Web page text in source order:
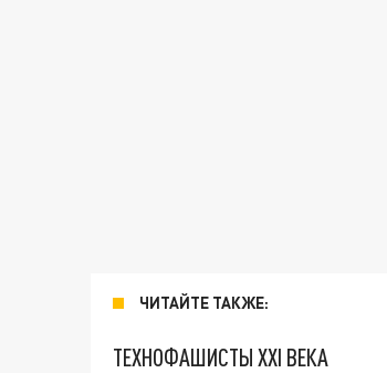
ЧИТАЙТЕ ТАКЖЕ:
ТЕХНОФАШИСТЫ XXI ВЕКА